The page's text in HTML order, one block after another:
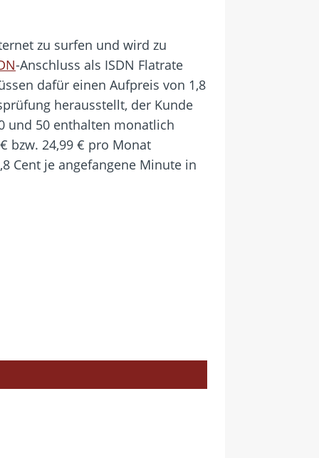
zu surfen und wird zu
-Anschluss als ISDN Flatrate
dafür einen Aufpreis von 1,8
herausstellt, der Kunde
und 50 enthalten monatlich
bzw. 24,99 € pro Monat
Cent je angefangene Minute in